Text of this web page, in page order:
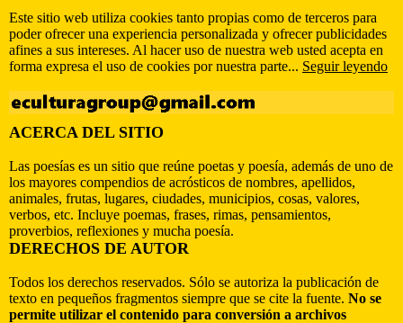
Este sitio web utiliza cookies tanto propias como de terceros para
poder ofrecer una experiencia personalizada y ofrecer publicidades
afines a sus intereses. Al hacer uso de nuestra web usted acepta en
forma expresa el uso de cookies por nuestra parte... Seguir leyendo
ACERCA DEL SITIO
Las poesías es un sitio que reúne poetas y poesía, además de uno de
los mayores compendios de acrósticos de nombres, apellidos,
animales, frutas, lugares, ciudades, municipios, cosas, valores,
verbos, etc. Incluye poemas, frases, rimas, pensamientos,
proverbios, reflexiones y mucha poesía.
DERECHOS DE AUTOR
Todos los derechos reservados. Sólo se autoriza la publicación de
texto en pequeños fragmentos siempre que se cite la fuente. No se
permite utilizar el contenido para conversión a archivos